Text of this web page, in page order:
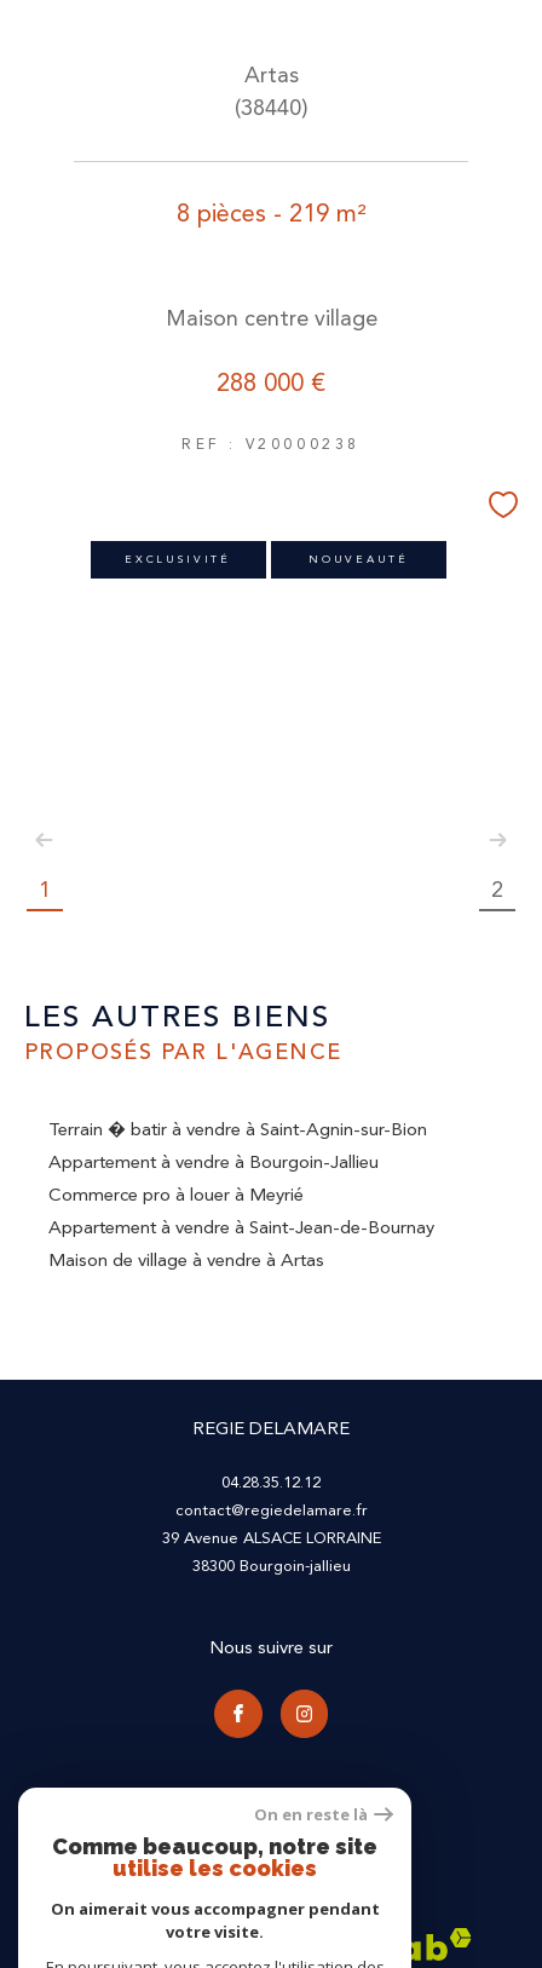
Artas
(38440)
8 pièces - 219 m²
Maison centre village
288 000 €
REF : V20000238
EXCLUSIVITÉ NOUVEAUTÉ
1 2
LES AUTRES BIENS
PROPOSÉS PAR L'AGENCE
Terrain � batir à vendre à Saint-Agnin-sur-Bion
Appartement à vendre à Bourgoin-Jallieu
Commerce pro à louer à Meyrié
Appartement à vendre à Saint-Jean-de-Bournay
Maison de village à vendre à Artas
REGIE DELAMARE
04.28.35.12.12
contact@regiedelamare.fr
39 Avenue ALSACE LORRAINE
38300
bourgoin-jallieu
Nous suivre sur
On en reste là
Comme beaucoup, notre site
utilise les cookies
On aimerait vous accompagner pendant
votre visite.